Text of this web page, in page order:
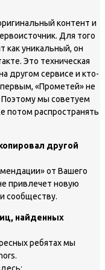
контент и
Для того
как уникальный, он
Это техническая
другом сервисе и кто-
первым, «Прометей» не
Поэтому мы советуем
потом распространять
другой
от Вашего
привлечет новую
сообществу.
найденных
ребятах мы